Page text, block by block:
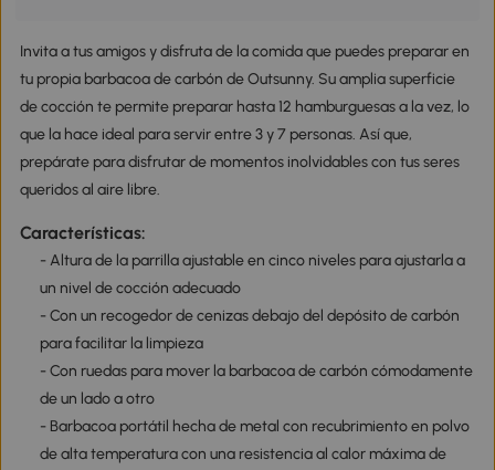
Invita a tus amigos y disfruta de la comida que puedes preparar en
tu propia barbacoa de carbón de Outsunny. Su amplia superficie
de cocción te permite preparar hasta 12 hamburguesas a la vez, lo
que la hace ideal para servir entre 3 y 7 personas. Así que,
prepárate para disfrutar de momentos inolvidables con tus seres
queridos al aire libre.
Características:
- Altura de la parrilla ajustable en cinco niveles para ajustarla a
un nivel de cocción adecuado
- Con un recogedor de cenizas debajo del depósito de carbón
para facilitar la limpieza
- Con ruedas para mover la barbacoa de carbón cómodamente
de un lado a otro
- Barbacoa portátil hecha de metal con recubrimiento en polvo
de alta temperatura con una resistencia al calor máxima de